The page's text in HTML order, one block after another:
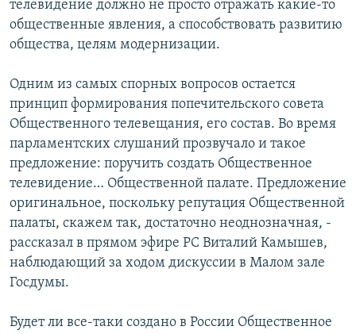
телевидение должно не просто отражать какие-то
общественные явления, а способствовать развитию
общества, целям модернизации.
Одним из самых спорных вопросов остается
принцип формирования попечительского совета
Общественного телевещания, его состав. Во время
парламентских слушаний прозвучало и такое
предложение: поручить создать Общественное
телевидение… Общественной палате. Предложение
оригинальное, поскольку репутация Общественной
палаты, скажем так, достаточно неоднозначная, -
рассказал в прямом эфире РС Виталий Камышев,
наблюдающий за ходом дискуссии в Малом зале
Госдумы.
Будет ли все-таки создано в России Общественное